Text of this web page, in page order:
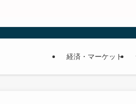
経済・マーケット